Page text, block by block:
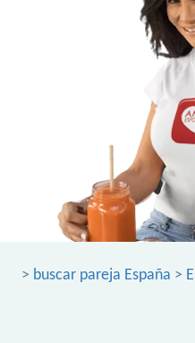
> buscar pareja España >